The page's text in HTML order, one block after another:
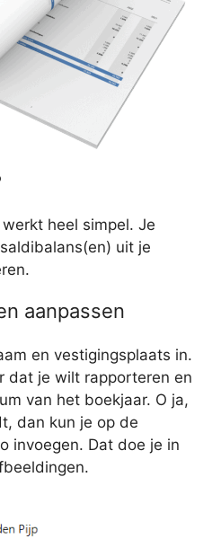
heel simpel. Je
uit je
aanpassen
en vestigingsplaats in.
dat je wilt rapporteren en
van het boekjaar. O ja,
dan kun je op de
invoegen. Dat doe je in